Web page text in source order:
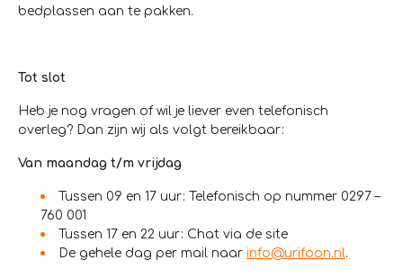
bedplassen aan te pakken.
Tot slot
Heb je nog vragen of wil je liever even telefonisch
overleg? Dan zijn wij als volgt bereikbaar:
Van maandag t/m vrijdag
Tussen 09 en 17 uur: Telefonisch op nummer 0297 –
760 001
Tussen 17 en 22 uur: Chat via de site
De gehele dag per mail naar info@urifoon.nl.